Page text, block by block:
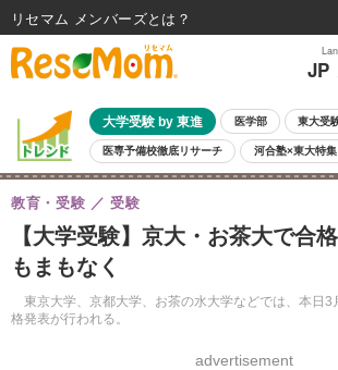
JP
大学受験 by 東進 医学部 東大受
医専予備校徹底リサーチ 河合塾×東大特集
親子で考える大学選び 高校受験 中学受験 小学
共通テスト 夏休み
8月開催イベント・WS 全国公立高校 過去問 人気記
自由研究教材（小学生向け）
【大学受験】京大・お茶大で合
もまもなく
東京大学、京都大学、お茶の水大学などでは、本日3
格発表が行われる。
教育・受験 受験
advertisement
リセマム メンバーズ